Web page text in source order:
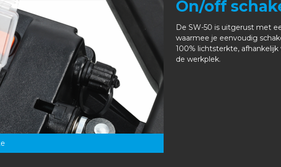
On/off
De SW-50 is uitgerust met
waarmee je eenvoudig
100% lichtsterkte,
de werkplek.